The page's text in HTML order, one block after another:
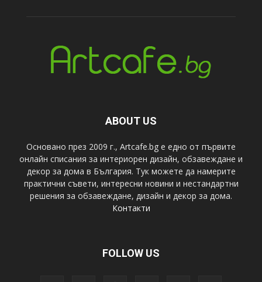
ABOUT US
Основано през 2009 г., Artcafe.bg е едно от първите
онлайн списания за интериорен дизайн, обзавеждане и
декор за дома в България. Тук можете да намерите
практични съвети, интересни новини и нестандартни
решения за обзавеждане, дизайн и декор за дома.
Контакти
FOLLOW US